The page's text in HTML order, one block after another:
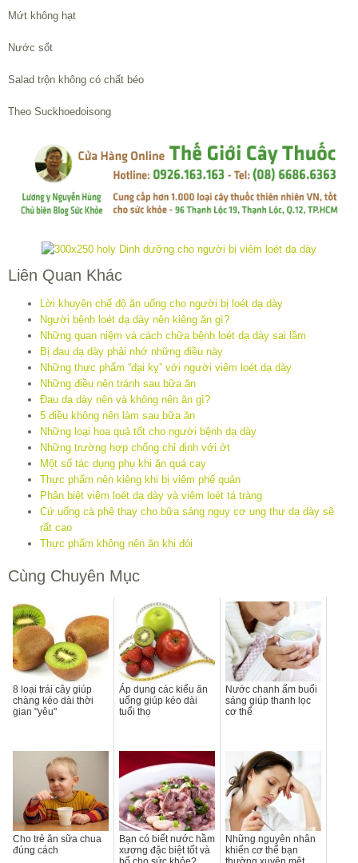
Mứt không hạt
Nước sốt
Salad trộn không có chất béo
Theo Suckhoedoisong
Liên Quan Khác
Lời khuyên chế độ ăn uống cho người bị loét dạ dày
Người bệnh loét dạ dày nên kiêng ăn gì?
Những quan niệm và cách chữa bệnh loét dạ dày sai lầm
Bị đau dạ dày phải nhớ những điều này
Những thực phẩm “đại kỵ” với người viêm loét dạ dày
Những điều nên tránh sau bữa ăn
Đau dạ dày nên và không nên ăn gì?
5 điều không nên làm sau bữa ăn
Những loại hoa quả tốt cho người bệnh dạ dày
Những trường hợp chống chỉ định với ớt
Một số tác dụng phụ khi ăn quá cay
Thực phẩm nên kiêng khi bị viêm phế quản
Phân biệt viêm loét dạ dày và viêm loét tá tràng
Cứ uống cà phê thay cho bữa sáng nguy cơ ung thư dạ dày sẽ
rất cao
Thực phẩm không nên ăn khi đói
Cùng Chuyên Mục
8 loại trái cây giúp
chàng kéo dài thời
gian "yêu"
Áp dụng các kiểu ăn
uống giúp kéo dài
tuổi thọ
Nước chanh ấm buổi
sáng giúp thanh lọc
cơ thể
Cho trẻ ăn sữa chua
đúng cách
Bạn có biết nước hầm
xương đặc biệt tốt và
Những nguyên nhân
khiến cơ thể bạn